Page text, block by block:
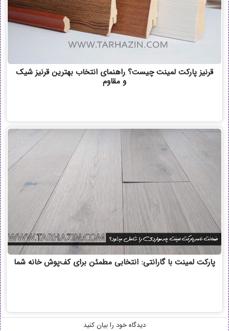
قرنیز پارکت لمینت چیست؟ راهنمای انتخاب بهترین قرنیز شیک
و مقاوم
پارکت لمینت با گارانتی: انتخابی مطمئن برای کف‌پوش خانه شما
دیدگاه خود را بیان کنید